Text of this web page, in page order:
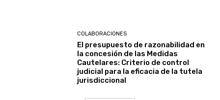
COLABORACIONES
El presupuesto de razonabilidad en
la concesión de las Medidas
Cautelares: Criterio de control
judicial para la eficacia de la tutela
jurisdiccional